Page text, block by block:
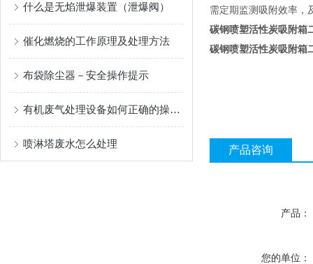
什么是无焰泄爆装置（泄爆阀）
催化燃烧的工作原理及处理方法
布袋除尘器－安全操作提示
有机废气处理设备如何正确的操作使用？
喷淋塔废水怎么处理
需定期监测吸附效率，
碳钢喷塑活性炭吸附箱
碳钢喷塑活性炭吸附箱
产品咨询
产品：
您的单位：